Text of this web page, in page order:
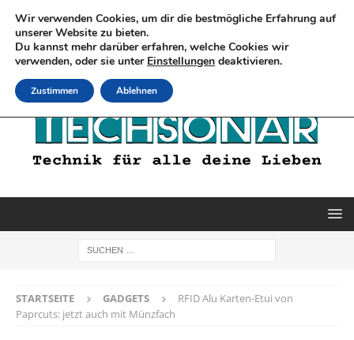
STARTSEITE GADGETS
RFID Alu Karten-Etui von
Paprcuts: jetzt auch mit Münzfach
Wir verwenden Cookies, um dir die bestmögliche Erfahrung auf
unserer Website zu bieten.
Du kannst mehr darüber erfahren, welche Cookies wir
verwenden, oder sie unter Einstellungen deaktivieren.
Zustimmen Ablehnen